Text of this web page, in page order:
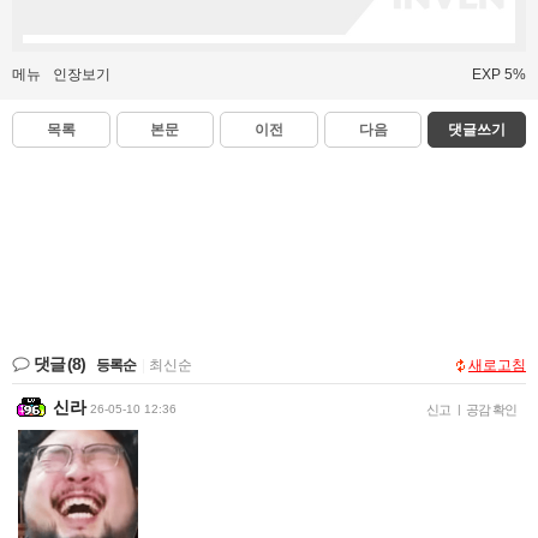
메뉴 인장보기 EXP 5%
목록 본문 이전 다음 댓글쓰기
댓글(8) 등록순 최신순 새로고침
신라 26-05-10 12:36 신고 | 공감 확인